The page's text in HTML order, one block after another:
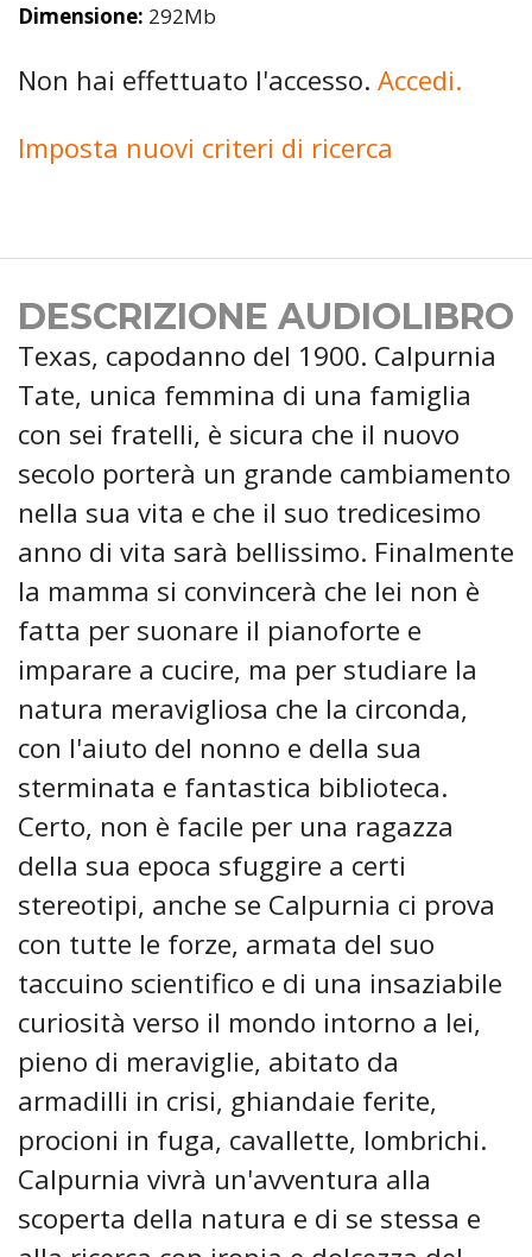
Dimensione: 292Mb
Non hai effettuato l'accesso. Accedi.
Imposta nuovi criteri di ricerca
DESCRIZIONE AUDIOLIBRO
Texas, capodanno del 1900. Calpurnia
Tate, unica femmina di una famiglia
con sei fratelli, è sicura che il nuovo
secolo porterà un grande cambiamento
nella sua vita e che il suo tredicesimo
anno di vita sarà bellissimo. Finalmente
la mamma si convincerà che lei non è
fatta per suonare il pianoforte e
imparare a cucire, ma per studiare la
natura meravigliosa che la circonda,
con l'aiuto del nonno e della sua
sterminata e fantastica biblioteca.
Certo, non è facile per una ragazza
della sua epoca sfuggire a certi
stereotipi, anche se Calpurnia ci prova
con tutte le forze, armata del suo
taccuino scientifico e di una insaziabile
curiosità verso il mondo intorno a lei,
pieno di meraviglie, abitato da
armadilli in crisi, ghiandaie ferite,
procioni in fuga, cavallette, lombrichi.
Calpurnia vivrà un'avventura alla
scoperta della natura e di se stessa e